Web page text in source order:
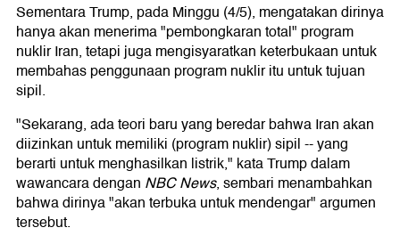
Sementara Trump, pada Minggu (4/5), mengatakan dirinya
hanya akan menerima "pembongkaran total" program
nuklir Iran, tetapi juga mengisyaratkan keterbukaan untuk
membahas penggunaan program nuklir itu untuk tujuan
sipil.
"Sekarang, ada teori baru yang beredar bahwa Iran akan
diizinkan untuk memiliki (program nuklir) sipil -- yang
berarti untuk menghasilkan listrik," kata Trump dalam
wawancara dengan NBC News, sembari menambahkan
bahwa dirinya "akan terbuka untuk mendengar" argumen
tersebut.